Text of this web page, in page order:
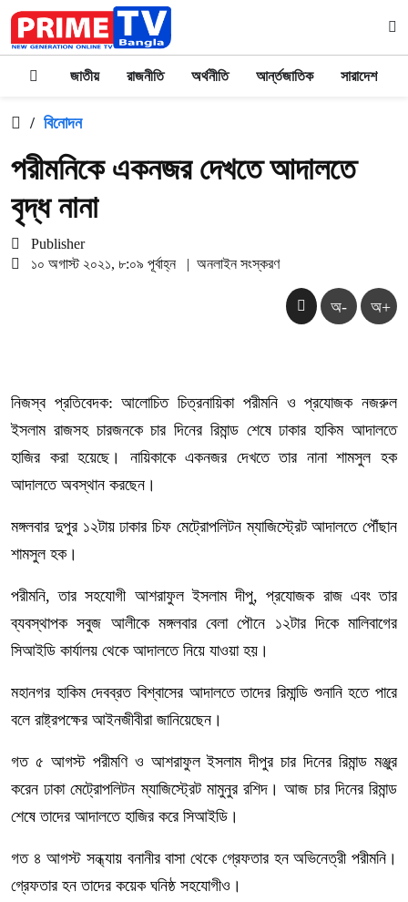
জাতীয় রাজনীতি অর্থনীতি আর্ন্তজাতিক সারাদেশ
/ বিনোদন
পরীমনিকে একনজর দেখতে আদালতে
বৃদ্ধ নানা
Publisher
১০ অগাস্ট ২০২১, ৮:০৯ পূর্বাহ্ন
| অনলাইন সংস্করণ
অ- অ+
নিজস্ব প্রতিবেদক: আলোচিত চিত্রনায়িকা পরীমনি ও প্রযোজক নজরুল
ইসলাম রাজসহ চারজনকে চার দিনের রিমান্ড শেষে ঢাকার হাকিম আদালতে
হাজির করা হয়েছে। নায়িকাকে একনজর দেখতে তার নানা শামসুল হক
আদালতে অবস্থান করছেন।
মঙ্গলবার দুপুর ১২টায় ঢাকার চিফ মেট্রোপলিটন ম্যাজিস্ট্রেট আদালতে পৌঁছান
শামসুল হক।
পরীমনি, তার সহযোগী আশরাফুল ইসলাম দীপু, প্রযোজক রাজ এবং তার
ব্যবস্থাপক সবুজ আলীকে মঙ্গলবার বেলা পৌনে ১২টার দিকে মালিবাগের
সিআইডি কার্যালয় থেকে আদালতে নিয়ে যাওয়া হয়।
মহানগর হাকিম দেবব্রত বিশ্বাসের আদালতে তাদের রিমান্ডি শুনানি হতে পারে
বলে রাষ্ট্রপক্ষের আইনজীবীরা জানিয়েছেন।
গত ৫ আগস্ট পরীমণি ও আশরাফুল ইসলাম দীপুর চার দিনের রিমান্ড মঞ্জুর
করেন ঢাকা মেট্রোপলিটন ম্যাজিস্ট্রেট মামুনুর রশিদ। আজ চার দিনের রিমান্ড
শেষে তাদের আদালতে হাজির করে সিআইডি।
গত ৪ আগস্ট সন্ধ্যায় বনানীর বাসা থেকে গ্রেফতার হন অভিনেত্রী পরীমনি।
গ্রেফতার হন তাদের কয়েক ঘনিষ্ঠ সহযোগীও।